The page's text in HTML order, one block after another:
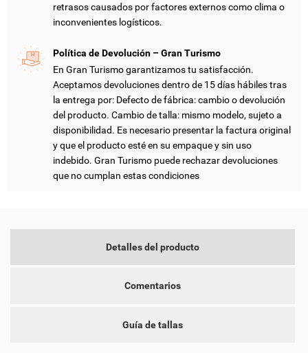
retrasos causados por factores externos como clima o
inconvenientes logísticos.
Política de Devolución – Gran Turismo
En Gran Turismo garantizamos tu satisfacción.
Aceptamos devoluciones dentro de 15 días hábiles tras
la entrega por: Defecto de fábrica: cambio o devolución
del producto. Cambio de talla: mismo modelo, sujeto a
disponibilidad. Es necesario presentar la factura original
y que el producto esté en su empaque y sin uso
indebido. Gran Turismo puede rechazar devoluciones
que no cumplan estas condiciones
Detalles del producto
Comentarios
Guía de tallas
MI LISTA DE DESEOS
add_circle_outline CREAR NUEVA LISTA
CREAR LISTA DE DESEOS
NOMBRE DE LA LISTA DE DESEOS
CANCELAR CREAR LISTA DE DESEOS
INICIAR SESIÓN
DEBE INICIAR SESIÓN PARA GUARDAR PRODUCTOS EN SU
LISTA DE DESEOS.
CANCELAR INICIAR SESIÓN